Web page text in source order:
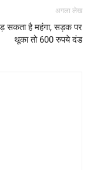
अगला लेख
सकता है महंगा, सड़क पर
थूका तो 600 रुपये दंड